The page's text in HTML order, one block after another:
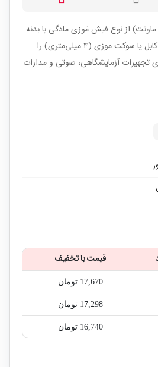
ماونت) از نوع فیش مَوزی مادگی با بدنه
قرمز رنگ که امکان اتصال کابل یا سوکت موزی (۴ میلی‌متری) را
تجهیزات آزمایشگاهی، صوتی و مدارات
قیمت با تخفیف
17,670‎ تومان
17,298‎ تومان
16,740‎ تومان